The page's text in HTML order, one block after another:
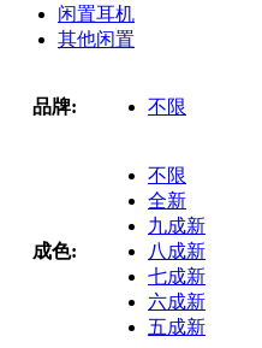
闲置耳机
其他闲置
品牌: 不限
成色:
不限
全新
九成新
八成新
七成新
六成新
五成新